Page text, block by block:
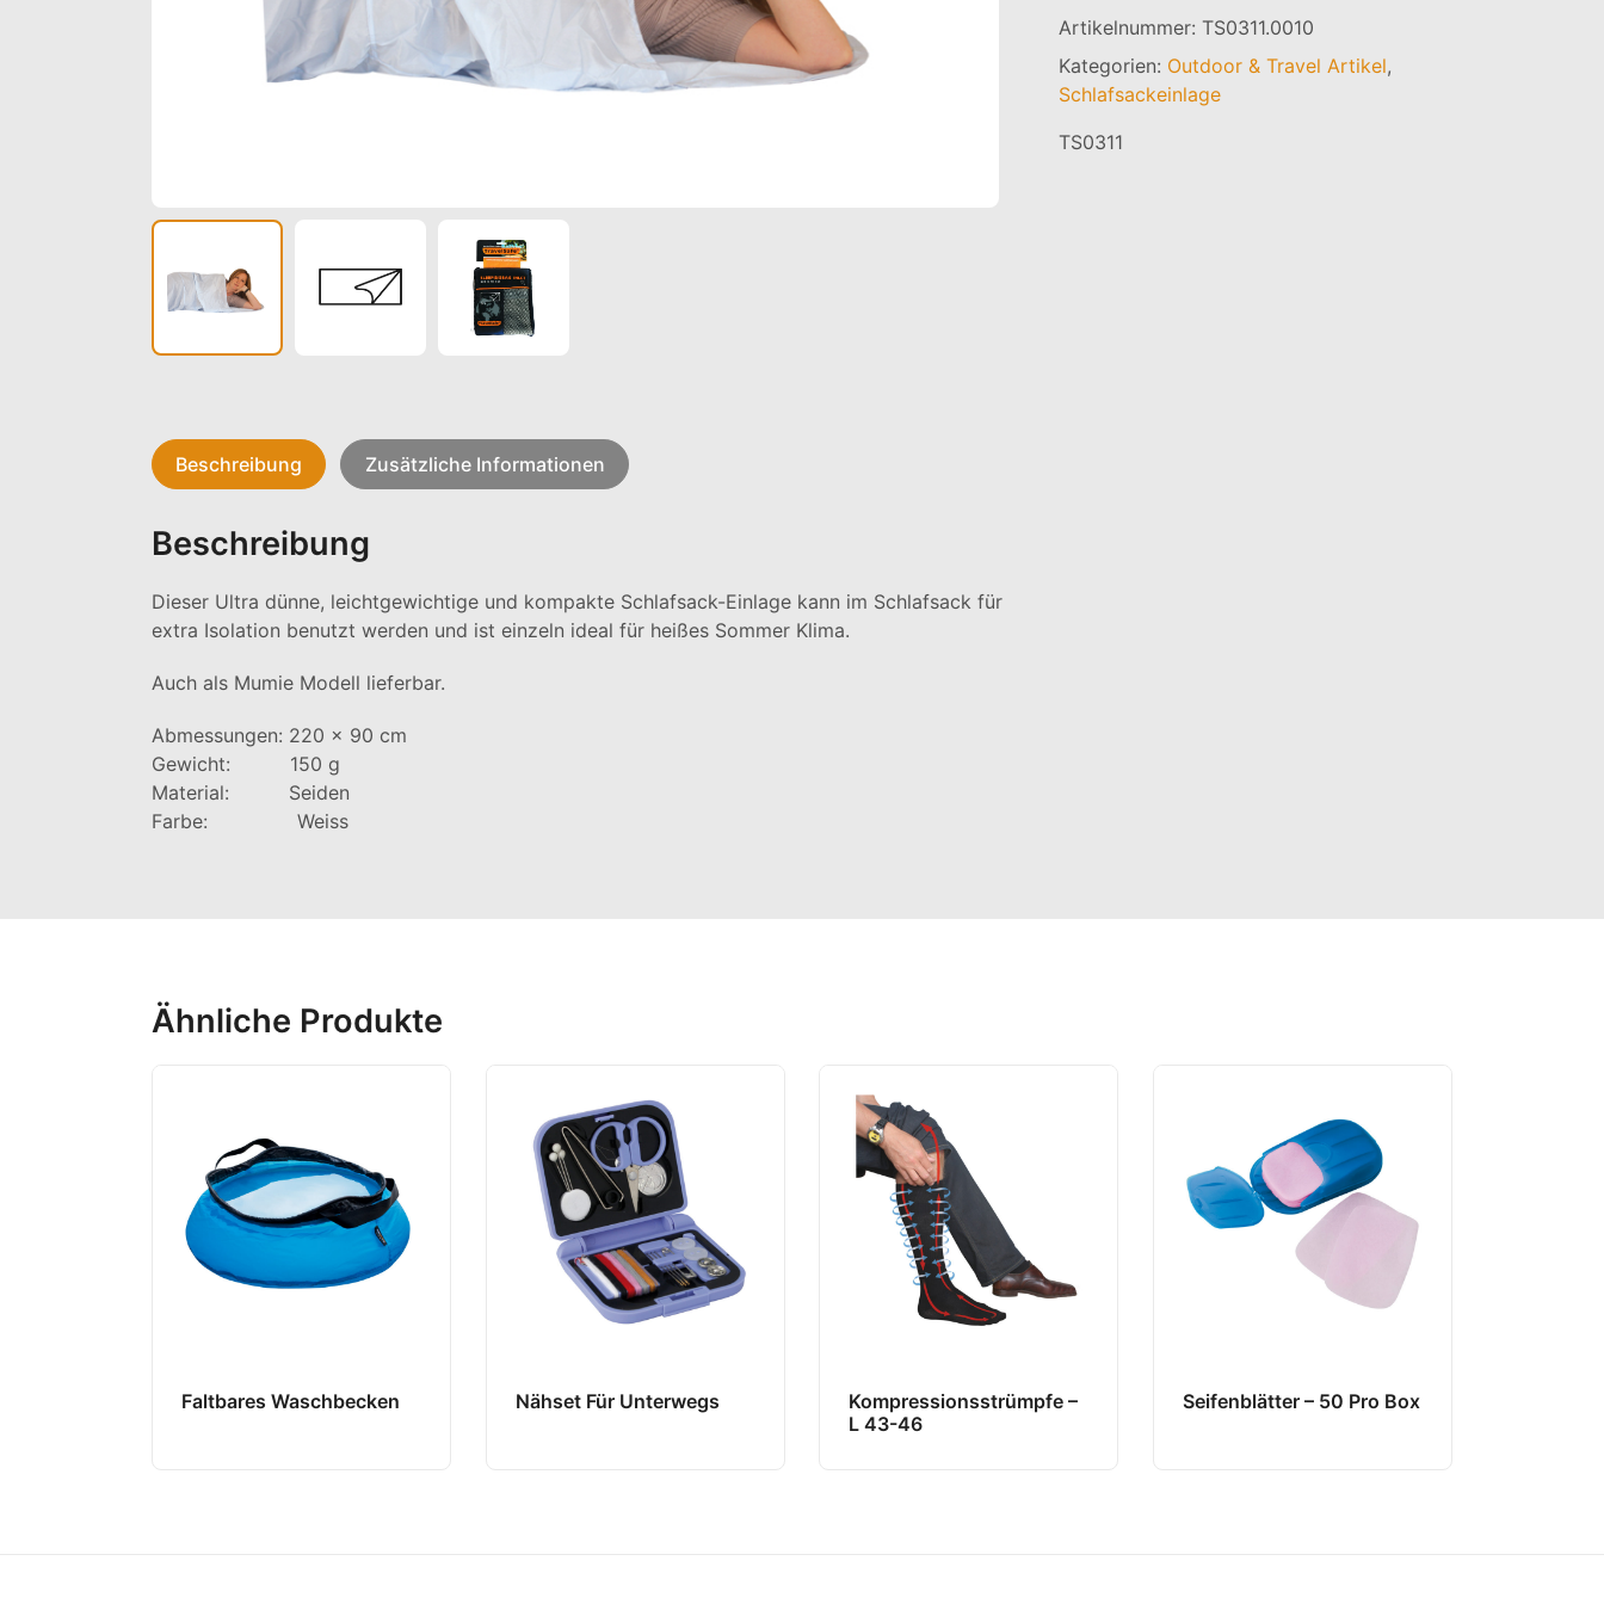
Artikelnummer: TS0311.0010
Kategorien: Outdoor & Travel Artikel,
Schlafsackeinlage
TS0311
Beschreibung Zusätzliche Informationen
Beschreibung
Dieser Ultra dünne, leichtgewichtige und kompakte Schlafsack-Einlage kann im Schlafsack für
extra Isolation benutzt werden und ist einzeln ideal für heißes Sommer Klima.
Auch als Mumie Modell lieferbar.
Abmessungen: 220 x 90 cm
Gewicht: 150 g
Material: Seiden
Farbe: Weiss
Ähnliche Produkte
Faltbares Waschbecken Nähset Für Unterwegs
Kompressionsstrümpfe –
L 43-46
Seifenblätter – 50 Pro Box